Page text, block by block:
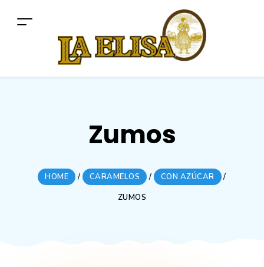
Zumos
HOME / CARAMELOS / CON AZÚCAR
/
ZUMOS